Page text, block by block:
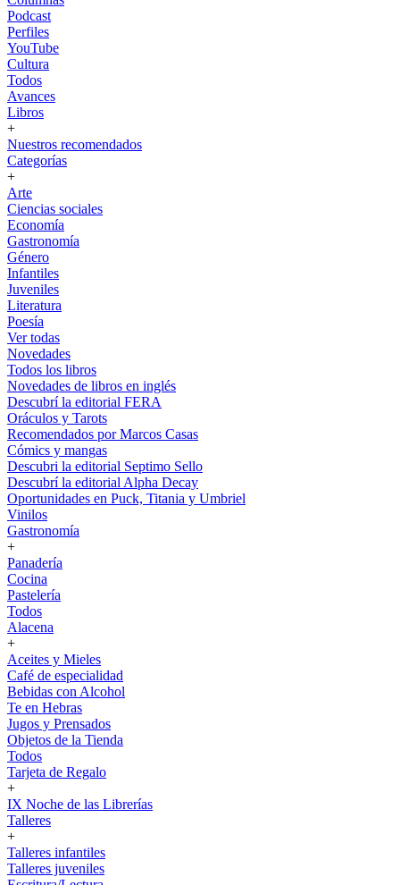
Podcast
Perfiles
YouTube
Cultura
Todos
Avances
Libros
+
Nuestros recomendados
Categorías
+
Arte
Ciencias sociales
Economía
Gastronomía
Género
Infantiles
Juveniles
Literatura
Poesía
Ver todas
Novedades
Todos los libros
Novedades de libros en inglés
Descubrí la editorial FERA
Oráculos y Tarots
Recomendados por Marcos Casas
Cómics y mangas
Descubri la editorial Septimo Sello
Descubrí la editorial Alpha Decay
Oportunidades en Puck, Titania y Umbriel
Vinilos
Gastronomía
+
Panadería
Cocina
Pastelería
Todos
Alacena
+
Aceites y Mieles
Café de especialidad
Bebidas con Alcohol
Te en Hebras
Jugos y Prensados
Objetos de la Tienda
Todos
Tarjeta de Regalo
+
IX Noche de las Librerías
Talleres
+
Talleres infantiles
Talleres juveniles